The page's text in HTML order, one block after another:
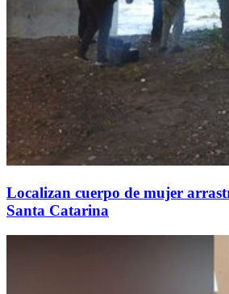
Localizan cuerpo de mujer
Santa Catarina